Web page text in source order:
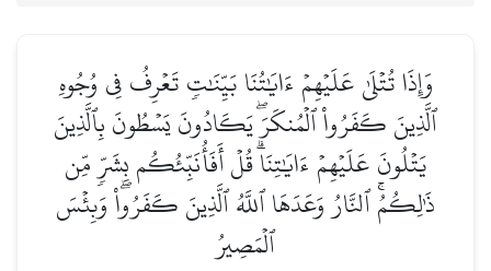
وَإِذَا تُتۡلَىٰ عَلَيۡهِمۡ ءَايَٰتُنَا بَيِّنَٰتٖ تَعۡرِفُ فِي وُجُوهِ
ٱلَّذِينَ كَفَرُواْ ٱلۡمُنكَرَۖ يَكَادُونَ يَسۡطُونَ بِٱلَّذِينَ
يَتۡلُونَ عَلَيۡهِمۡ ءَايَٰتِنَاۗ قُلۡ أَفَأُنَبِّئُكُم بِشَرّٖ مِّن
ذَٰلِكُمُۚ ٱلنَّارُ وَعَدَهَا ٱللَّهُ ٱلَّذِينَ كَفَرُواْۖ وَبِئۡسَ
ٱلۡمَصِيرُ